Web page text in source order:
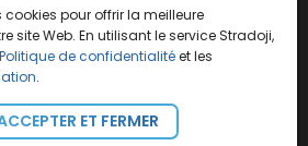
pour offrir la meilleure
site Web. En utilisant le service Stradoji,
Politique de confidentialitéet les
.
ET FERMER
site and its publishing company
in the use that may be made of this
that may result therefrom.
for US citizens or US residents.
available here.